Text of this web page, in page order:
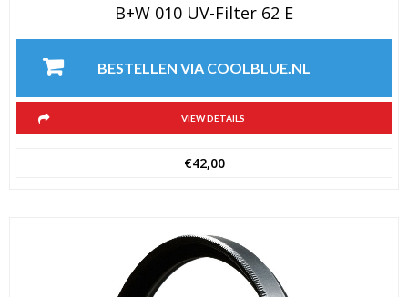
B+W 010 UV-Filter 62 E
BESTELLEN VIA COOLBLUE.NL
VIEW DETAILS
€42,00